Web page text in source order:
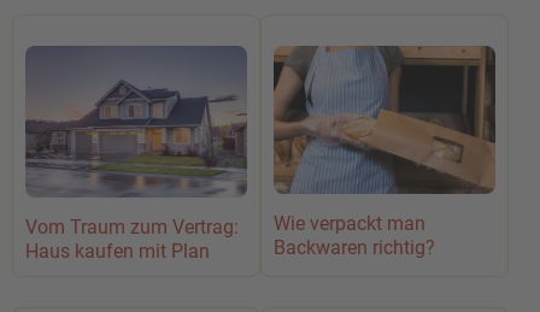
Vom Traum zum Vertrag:
Haus kaufen mit Plan
Wie verpackt man
Backwaren richtig?